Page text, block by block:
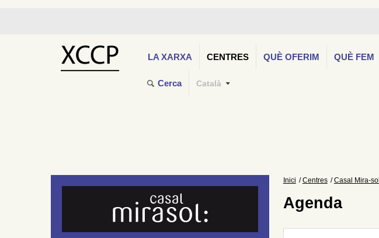
LA XARXA CENTRES QUÈ OFERIM QUÈ FEM
Cerca Català
Inici Centres Casal Mira-sol
Agenda